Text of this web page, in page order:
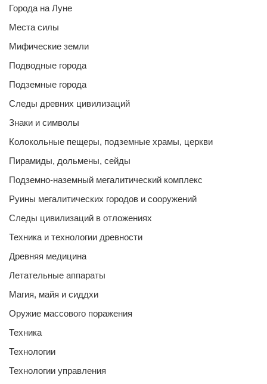
Города на Луне
Места силы
Мифические земли
Подводные города
Подземные города
Следы древних цивилизаций
Знаки и символы
Колокольные пещеры, подземные храмы, церкви
Пирамиды, дольмены, сейды
Подземно-наземный мегалитический комплекс
Руины мегалитических городов и сооружений
Следы цивилизаций в отложениях
Техника и технологии древности
Древняя медицина
Летательные аппараты
Магия, майя и сиддхи
Оружие массового поражения
Техника
Технологии
Технологии управления